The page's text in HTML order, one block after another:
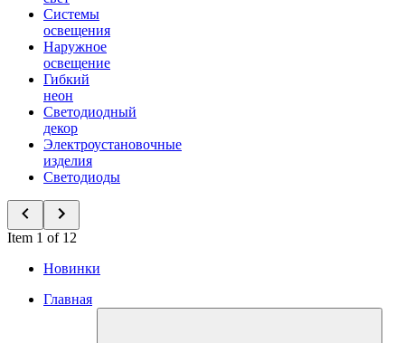
Системы
освещения
Наружное
освещение
Гибкий
неон
Светодиодный
декор
Электроустановочные
изделия
Светодиоды
Item 1 of 12
Новинки
Главная